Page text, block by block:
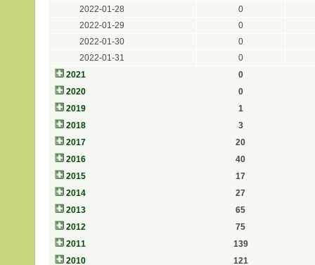
2022-01-28
0
2022-01-29
0
2022-01-30
0
2022-01-31
0
2021
0
2020
0
2019
1
2018
3
2017
20
2016
40
2015
17
2014
27
2013
65
2012
75
2011
139
2010
121